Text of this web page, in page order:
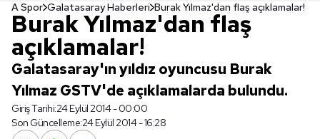
A Spor Galatasaray Haberleri Burak Yılmaz'dan flaş açıklamalar!
Burak Yılmaz'dan flaş
açıklamalar!
Galatasaray'ın yıldız oyuncusu Burak
Yılmaz GSTV'de açıklamalarda bulundu.
Giriş Tarihi:24 Eylül 2014 - 00:00
Son Güncelleme:24 Eylül 2014 - 16:28